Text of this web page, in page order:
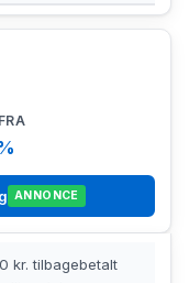
ANNONCE
kr. tilbagebetalt